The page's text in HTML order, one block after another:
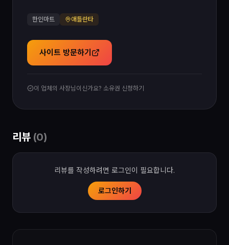
한인마트 애틀란타
사이트 방문하기
이 업체의 사장님이신가요? 소유권 신청하기
리뷰 (0)
리뷰를 작성하려면 로그인이 필요합니다.
로그인하기